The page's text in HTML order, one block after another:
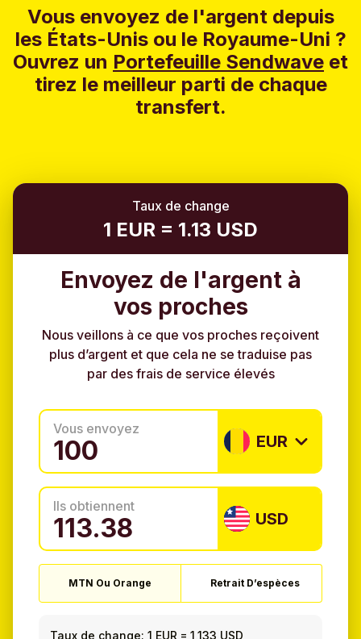
Vous envoyez de l'argent depuis
les États-Unis ou le Royaume-Uni ?
Ouvrez un Portefeuille Sendwave et
tirez le meilleur parti de chaque
transfert.
Taux de change
1 EUR = 1.13 USD
Envoyez de l'argent à
vos proches
Nous veillons à ce que vos proches reçoivent
plus d’argent et que cela ne se traduise pas
par des frais de service élevés
Vous envoyez
EUR
Ils obtiennent
USD
MTN Ou Orange Retrait D’espèces
Taux de change: 1 EUR =1,133 USD